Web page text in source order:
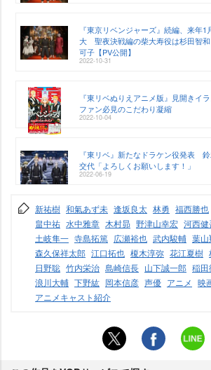
『東京リベンジャーズ』続編、来年
大 聖夜決戦編の柴大寿役は杉田智
可子【PV公開】
2022-10-31
『東リベぬりえアニメ版』見開きイ
ファン必見のこだわり凝縮
2022-10-04
『東リベ』新たなドラケン役発表
交代「よろしくお願いします！」
2022-06-19
新祐樹 和氣あず未 逢坂良太 林勇 福西勝也
畠中祐 水中雅章 木村昴 野津山幸宏 河西健
土岐隼一 寺島拓篤 広瀬裕也 武内駿輔 葉山
森久保祥太郎 江口拓也 榎木淳弥 花江夏樹
日野聡 竹内栄治 島崎信長 山下誠一郎 稲田
浪川大輔 下野紘 岡本信彦 声優 アニメ 映
アニメキャスト紹介